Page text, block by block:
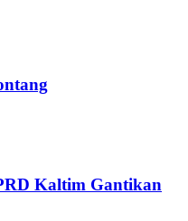
Kaltim Gantikan